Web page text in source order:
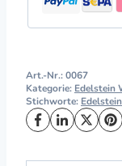
Art.-Nr.:0067
Kategorie: Edelstein
Stichworte: